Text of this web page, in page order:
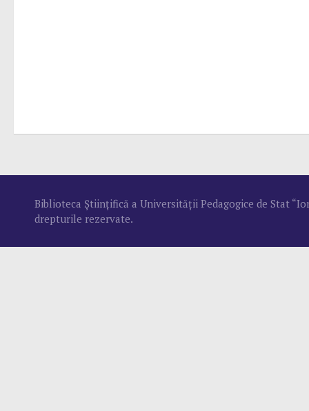
Biblioteca Ştiinţifică a Universităţii Pedagogice de Stat
drepturile rezervate.